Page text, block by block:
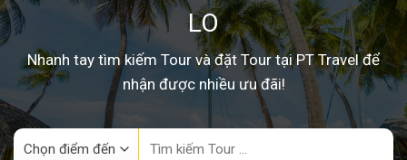
LO
Nhanh tay tìm kiếm Tour và đặt Tour tại PT Travel để
nhận được nhiều ưu đãi!